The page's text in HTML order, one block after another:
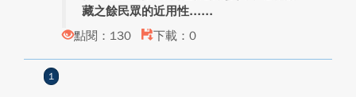
藏之餘民眾的近用性...
點閱：130
下載：0
1